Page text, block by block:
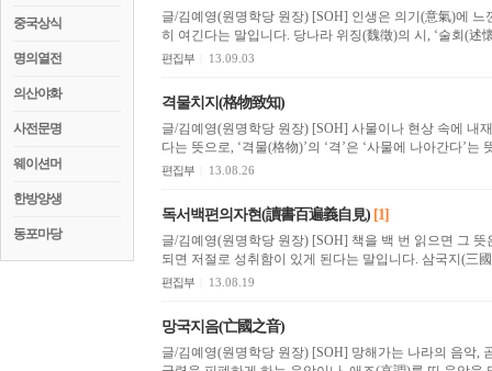
중국상식
명의열전
의산야화
사전문명
웨이션머
한방양생
동포마당
글/김예영(원명학당 원장) [SOH] 인생은 의기(意氣)에 느낀다는 뜻으로, 곧 사람이란 의기가 상투(相投)함을 중
히 여긴다는 말입니다. 당나라 위징(魏徵)의 시, ‘술회(述
편집부 13.09.03
격물치지(格物致知)
글/김예영(원명학당 원장) [SOH] 사물이나 현상 속에 내재하고 있는 이치를 탐구하여 나의 지식을 완전히 이룬
다는 뜻으로, ‘격물(格物)’의 ‘격’은 ‘사물에 나아간다’는
편집부 13.08.26
독서백편의자현(讀書百遍義自見) [1]
글/김예영(원명학당 원장) [SOH] 책을 백 번 읽으면 그 뜻은 저절로 알게 된다는 뜻으로, 부지런히 학문을 닦게
되면 저절로 성취함이 있
편집부 13.08.19
망국지음(亡國之音)
글/김예영(원명학당 원장) [SOH] 망해가는 나라의 음악, 곧 나라를 망치는 음악이란 뜻으로, 음란하고 사치하여